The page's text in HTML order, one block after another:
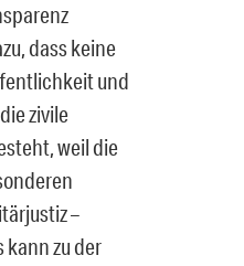
dass keine
und
zivile
weil die
–
kann zu der